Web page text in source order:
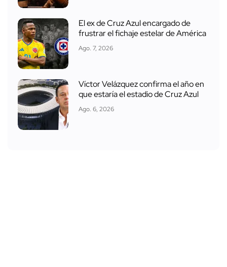
El ex de Cruz Azul encargado de
frustrar el fichaje estelar de América
Ago. 7, 2026
Víctor Velázquez confirma el año en
que estaría el estadio de Cruz Azul
Ago. 6, 2026